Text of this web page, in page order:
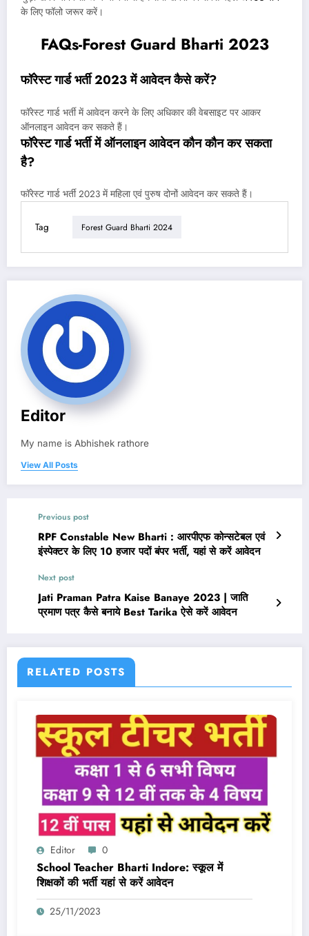
के लिए फॉलो जरूर करें।
FAQs-Forest Guard Bharti 2023
फॉरेस्ट गार्ड भर्ती 2023 में आवेदन कैसे करें?
फॉरेस्ट गार्ड भर्ती में आवेदन करने के लिए अधिकार की वेबसाइट पर आकर
ऑनलाइन आवेदन कर सकते हैं।
फॉरेस्ट गार्ड भर्ती में ऑनलाइन आवेदन कौन कौन कर सकता
है?
फॉरेस्ट गार्ड भर्ती 2023 में महिला एवं पुरुष दोनों आवेदन कर सकते हैं।
Tag Forest Guard Bharti 2024
Editor
My name is Abhishek rathore
View All Posts
Previous post
RPF Constable New Bharti : आरपीएफ कोन्सटेबल एवं
इंस्पेक्टर के लिए 10 हजार पदों बंपर भर्ती, यहां से करें आवेदन
Next post
Jati Praman Patra Kaise Banaye 2023 | जाति
प्रमाण पत्र कैसे बनाये Best Tarika ऐसे करें आवेदन
RELATED POSTS
Editor 0
School Teacher Bharti Indore: स्कूल में
शिक्षकों की भर्ती यहां से करें आवेदन
25/11/2023